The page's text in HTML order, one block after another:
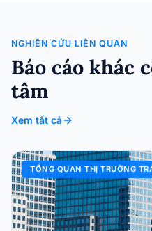
NGHIÊN CỨU LIÊN QUAN
Báo cáo khác
tâm
Xem tất cả
TỔNG QUAN THỊ TRƯỜNG